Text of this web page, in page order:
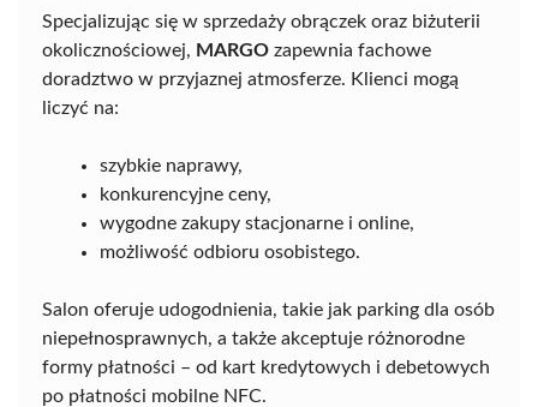
Specjalizując się w sprzedaży obrączek oraz biżuterii
okolicznościowej, MARGO zapewnia fachowe
doradztwo w przyjaznej atmosferze. Klienci mogą
liczyć na:
szybkie naprawy,
konkurencyjne ceny,
wygodne zakupy stacjonarne i online,
możliwość odbioru osobistego.
Salon oferuje udogodnienia, takie jak parking dla osób
niepełnosprawnych, a także akceptuje różnorodne
formy płatności – od kart kredytowych i debetowych
po płatności mobilne NFC.